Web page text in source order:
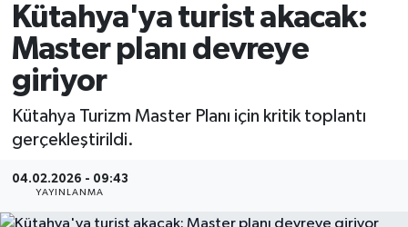
Kütahya'ya turist akacak:
Master planı devreye
giriyor
Kütahya Turizm Master Planı için kritik toplantı
gerçekleştirildi.
04.02.2026 - 09:43
YAYINLANMA
Dünya
Eğitim
Ekonomi
Süper Lig Puan Durumu ve Fikstür
Tüm Manşetler
Son Dakika Haberleri